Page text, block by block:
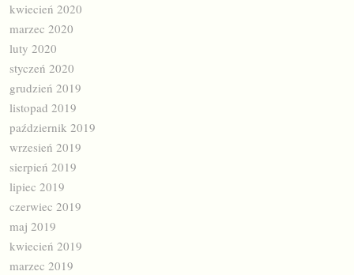
kwiecień 2020
marzec 2020
luty 2020
styczeń 2020
grudzień 2019
listopad 2019
październik 2019
wrzesień 2019
sierpień 2019
lipiec 2019
czerwiec 2019
maj 2019
kwiecień 2019
marzec 2019